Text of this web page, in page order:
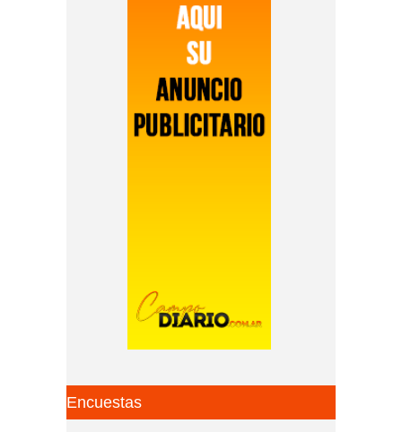
Encuestas